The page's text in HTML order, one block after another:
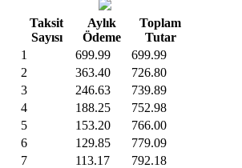
Taksit
Sayısı
Aylık
Ödeme
Toplam
Tutar
1
699.99
699.99
2
363.40
726.80
3
246.63
739.89
4
188.25
752.98
5
153.20
766.00
6
129.85
779.09
7
113.17
792.18